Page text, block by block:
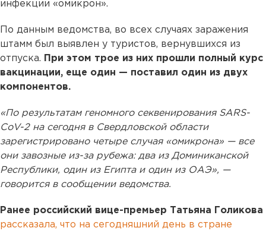
инфекции «омикрон».
По данным ведомства, во всех случаях заражения
штамм был выявлен у туристов, вернувшихся из
отпуска.
При этом трое из них прошли полный курс
вакцинации, еще один — поставил один из двух
компонентов.
«По результатам геномного секвенирования SARS-
CoV-2 на сегодня в Свердловской области
зарегистрировано четыре случая «омикрона» — все
они завозные из-за рубежа: два из Доминиканской
Республики, один из Египта и один из ОАЭ», —
говорится в сообщении ведомства.
Ранее российский вице-премьер Татьяна Голикова
рассказала, что на сегодняшний день в стране